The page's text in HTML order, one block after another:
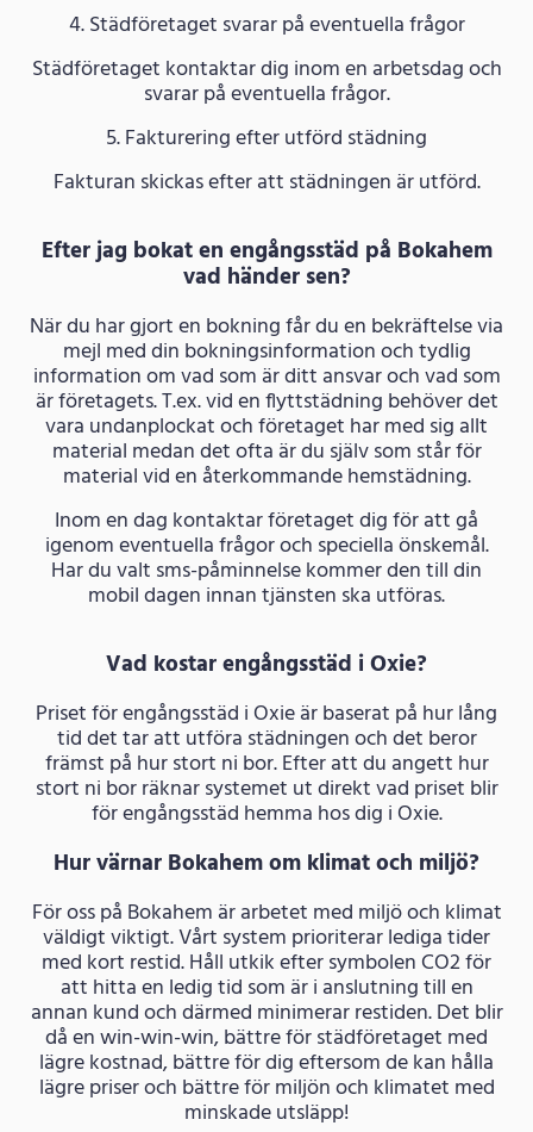
4. Städföretaget svarar på eventuella frågor
Städföretaget kontaktar dig inom en arbetsdag och
svarar på eventuella frågor.
5. Fakturering efter utförd städning
Fakturan skickas efter att städningen är utförd.
Efter jag bokat en engångsstäd på Bokahem
vad händer sen?
När du har gjort en bokning får du en bekräftelse via
mejl med din bokningsinformation och tydlig
information om vad som är ditt ansvar och vad som
är företagets. T.ex. vid en flyttstädning behöver det
vara undanplockat och företaget har med sig allt
material medan det ofta är du själv som står för
material vid en återkommande hemstädning.
Inom en dag kontaktar företaget dig för att gå
igenom eventuella frågor och speciella önskemål.
Har du valt sms-påminnelse kommer den till din
mobil dagen innan tjänsten ska utföras.
Vad kostar engångsstäd i Oxie?
Priset för engångsstäd i Oxie är baserat på hur lång
tid det tar att utföra städningen och det beror
främst på hur stort ni bor. Efter att du angett hur
stort ni bor räknar systemet ut direkt vad priset blir
för engångsstäd hemma hos dig i Oxie.
Hur värnar Bokahem om klimat och miljö?
För oss på Bokahem är arbetet med miljö och klimat
väldigt viktigt. Vårt system prioriterar lediga tider
med kort restid. Håll utkik efter symbolen CO2 för
att hitta en ledig tid som är i anslutning till en
annan kund och därmed minimerar restiden. Det blir
då en win-win-win, bättre för städföretaget med
lägre kostnad, bättre för dig eftersom de kan hålla
lägre priser och bättre för miljön och klimatet med
minskade utsläpp!